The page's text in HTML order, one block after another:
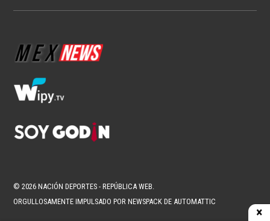
© 2026 NACIÓN DEPORTES - REPÚBLICA WEB.
ORGULLOSAMENTE IMPULSADO POR NEWSPACK DE AUTOMATTIC